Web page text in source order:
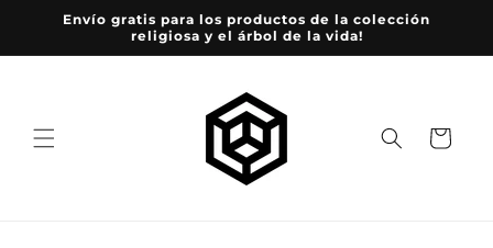
directamente
Envío gratis para los productos de la colección
religiosa y el árbol de la vida!
Carrito